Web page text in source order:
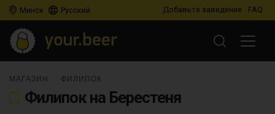
Минск Русский Добавьте заведение FAQ
МАГАЗИН ФИЛИПОК
Филипок на Берестеня